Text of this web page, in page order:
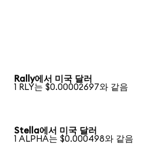
Rally에서 미국 달러
1 RLY는 $0.00002697와 같음
Stella에서 미국 달러
1 ALPHA는 $0.000498와 같음